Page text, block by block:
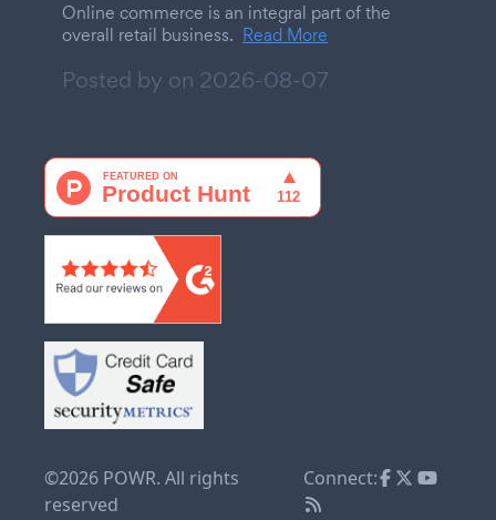
Online commerce is an integral part of the
overall retail business. Read More
Posted by on 2026-08-07
©2026 POWR. All rights
reserved
Connect: